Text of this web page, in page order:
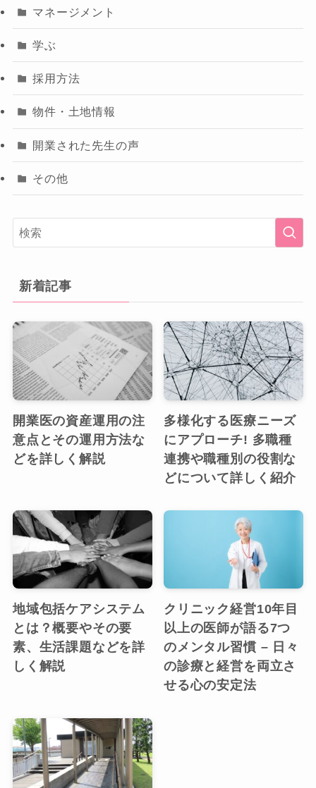
マネージメント
学ぶ
採用方法
物件・土地情報
開業された先生の声
その他
新着記事
開業医の資産運用の注
意点とその運用方法な
どを詳しく解説
多様化する医療ニーズ
にアプローチ! 多職種
連携や職種別の役割な
どについて詳しく紹介
地域包括ケアシステム
とは？概要やその要
素、生活課題などを詳
しく解説
クリニック経営10年目
以上の医師が語る7つ
のメンタル習慣 – 日々
の診療と経営を両立さ
せる心の安定法